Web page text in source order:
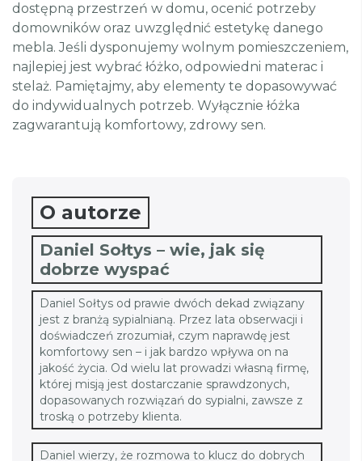
dostępną przestrzeń w domu, ocenić potrzeby
domowników oraz uwzględnić estetykę danego
mebla. Jeśli dysponujemy wolnym pomieszczeniem,
najlepiej jest wybrać łóżko, odpowiedni materac i
stelaż. Pamiętajmy, aby elementy te dopasowywać
do indywidualnych potrzeb. Wyłącznie łóżka
zagwarantują komfortowy, zdrowy sen.
O autorze
Daniel Sołtys – wie, jak się
dobrze wyspać
Daniel Sołtys od prawie dwóch dekad związany
jest z branżą sypialnianą. Przez lata obserwacji i
doświadczeń zrozumiał, czym naprawdę jest
komfortowy sen – i jak bardzo wpływa on na
jakość życia. Od wielu lat prowadzi własną firmę,
której misją jest dostarczanie sprawdzonych,
dopasowanych rozwiązań do sypialni, zawsze z
troską o potrzeby klienta.
Daniel wierzy, że rozmowa to klucz do dobrych